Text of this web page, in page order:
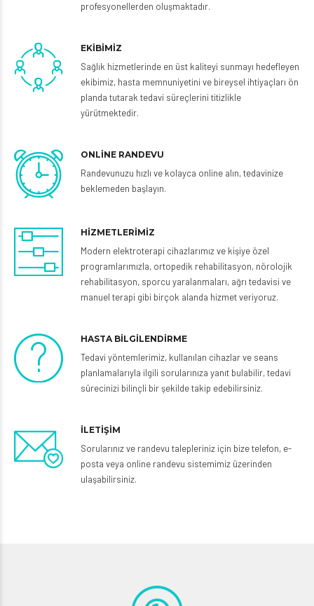
profesyonellerden oluşmaktadır.
EKİBİMİZ
Sağlık hizmetlerinde en üst kaliteyi sunmayı hedefleyen
ekibimiz, hasta memnuniyetini ve bireysel ihtiyaçları ön
planda tutarak tedavi süreçlerini titizlikle
yürütmektedir.
ONLİNE RANDEVU
Randevunuzu hızlı ve kolayca online alın, tedavinize
beklemeden başlayın.
HİZMETLERİMİZ
Modern elektroterapi cihazlarımız ve kişiye özel
programlarımızla, ortopedik rehabilitasyon, nörolojik
rehabilitasyon, sporcu yaralanmaları, ağrı tedavisi ve
manuel terapi gibi birçok alanda hizmet veriyoruz.
HASTA BİLGİLENDİRME
Tedavi yöntemlerimiz, kullanılan cihazlar ve seans
planlamalarıyla ilgili sorularınıza yanıt bulabilir, tedavi
sürecinizi bilinçli bir şekilde takip edebilirsiniz.
İLETİŞİM
Sorularınız ve randevu talepleriniz için bize telefon, e-
posta veya online randevu sistemimiz üzerinden
ulaşabilirsiniz.